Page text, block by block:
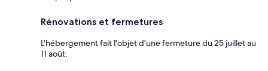
Rénovations et fermetures
L'hébergement fait l'objet d'une fermeture du 25 juillet au
11 août.